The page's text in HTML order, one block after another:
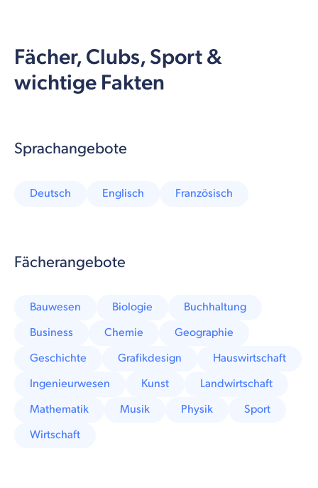
Fächer, Clubs, Sport &
wichtige Fakten
Sprachangebote
Deutsch Englisch Französisch
Fächerangebote
Bauwesen Biologie
Buchhaltung
Business
Chemie
Geographie
Geschichte
Grafikdesign
Hauswirtschaft
Ingenieurwesen
Kunst
Landwirtschaft
Mathematik
Musik Physik
Sport
Wirtschaft